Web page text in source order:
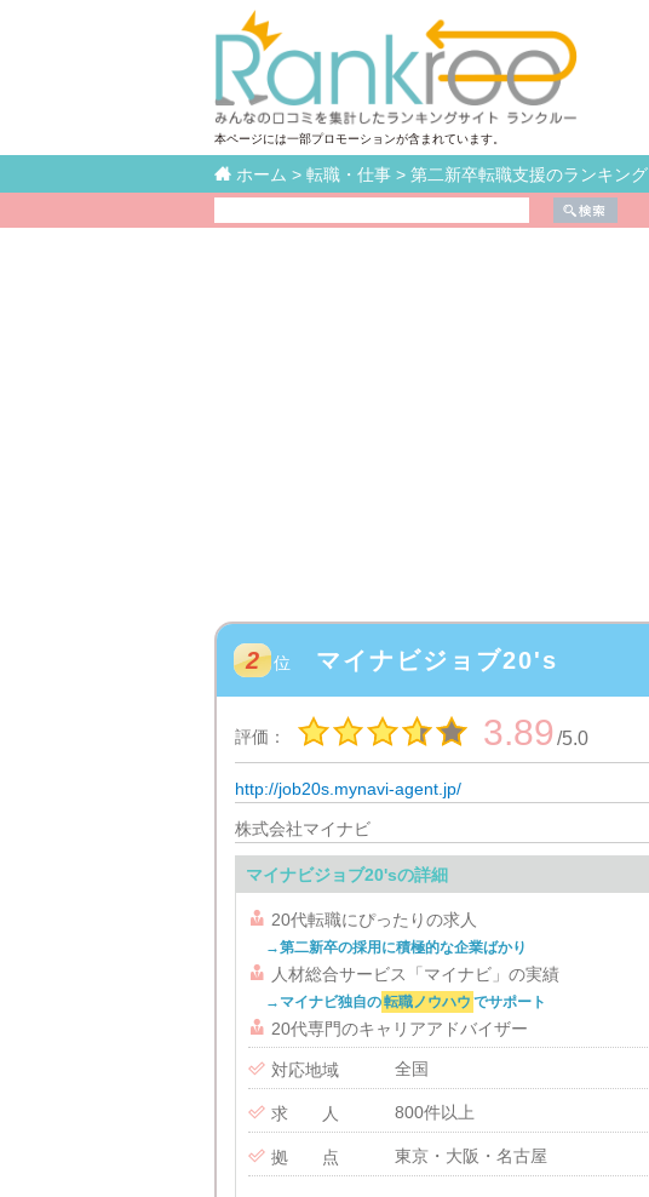
本ページには一部プロモーションが含まれています。
 ホーム > 転職・仕事 > 第二新卒転職支援のランキング
2 位 マイナビジョブ20's
評価： 3.89 /5.0
http://job20s.mynavi-agent.jp/
株式会社マイナビ
マイナビジョブ20'sの詳細
 20代転職にぴったりの求人
→第二新卒の採用に積極的な企業ばかり

人材総合サービス「マイナビ」の実績
→マイナビ独自の転職ノウハウ でサポート
 20代専門のキャリアアドバイザー
 対応地域 全国
 求 人 800件以上
 拠 点 東京・大阪・名古屋